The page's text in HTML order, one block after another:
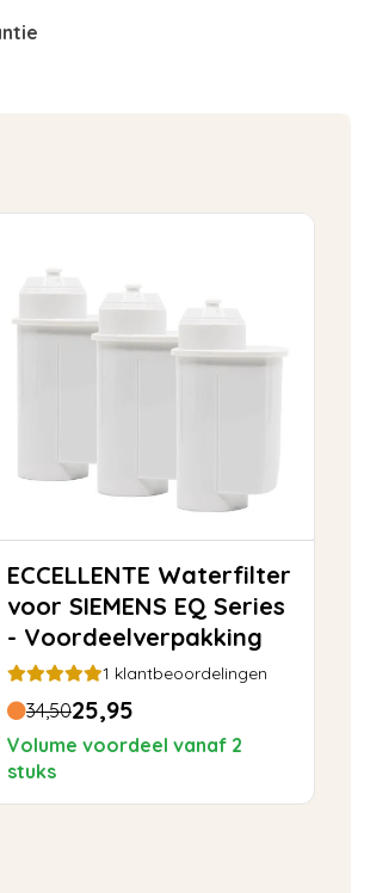
ECCELLENTE Waterfilter
voor SIEMENS EQ Series
- Voordeelverpakking
1 klantbeoordelingen
34,5025,95
Volume voordeel vanaf 2
stuks